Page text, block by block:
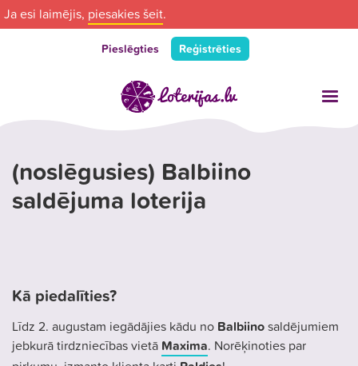
Ja esi laimējis, piesakies šeit.
Pieslēgties Reģistrēties
(noslēgusies) Balbiino
saldējuma loterija
Kā piedalīties?
Līdz 2. augustam iegādājies kādu no Balbiinosaldējumiem
jebkurā tirdzniecības vietā Maxima. Norēķinoties par